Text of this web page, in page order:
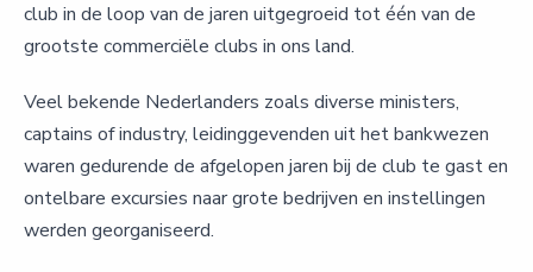
club in de loop van de jaren uitgegroeid tot één van de
grootste commerciële clubs in ons land.
Veel bekende Nederlanders zoals diverse ministers,
captains of industry, leidinggevenden uit het bankwezen
waren gedurende de afgelopen jaren bij de club te gast en
ontelbare excursies naar grote bedrijven en instellingen
werden georganiseerd.